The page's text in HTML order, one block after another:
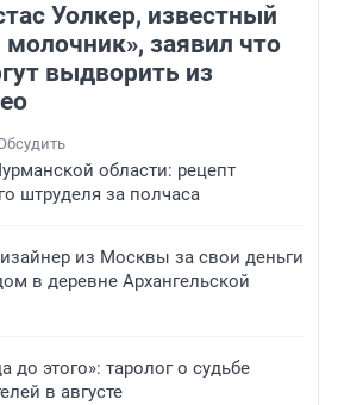
Уолкер, известный
заявил что
выдворить из
области: рецепт
штруделя за полчаса
из Москвы за свои деньги
в деревне Архангельской
до этого»: таролог о судьбе
в августе